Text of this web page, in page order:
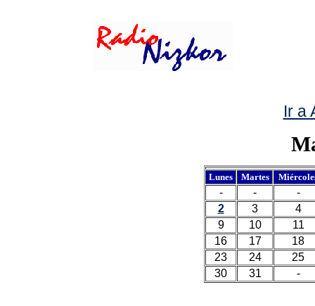
Ir a
Lunes Martes
- -
-
2
3
4
9
10
11
16
17
18
23
24
25
30
31 -